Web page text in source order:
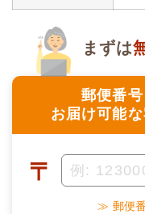
郵便番
お届け可能
まずは
〒
≫ 郵便